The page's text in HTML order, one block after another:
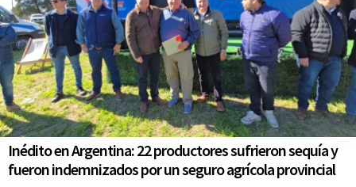
Inédito en Argentina: 22 productores sufrieron sequía y
fueron indemnizados por un seguro agrícola provincial